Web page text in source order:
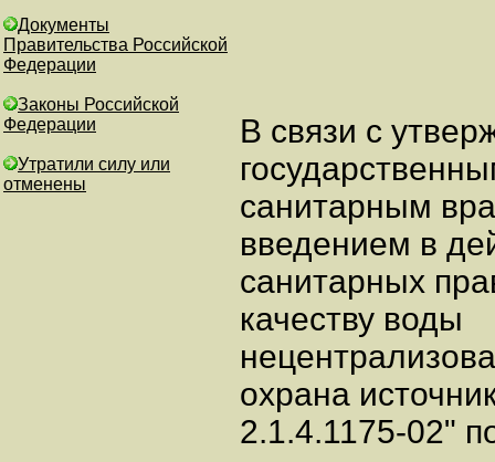
Документы
Правительства Российской
Федерации
Законы Российской
Федерации
Утратили силу или
отменены
В связи с
санитарным
введением в
санитарных
качеству воды
охрана
2.1.4.1175-02"